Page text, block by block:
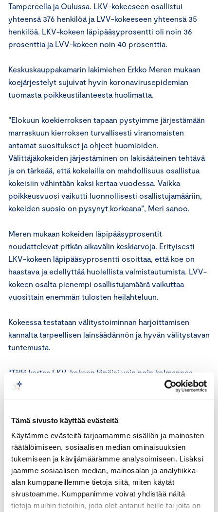
Tämä sivusto käyttää evästeitä
Käytämme evästeitä tarjoamamme sisällön ja mainosten
räätälöimiseen, sosiaalisen median ominaisuuksien
tukemiseen ja kävijämäärämme analysoimiseen. Lisäksi
jaamme sosiaalisen median, mainosalan ja analytiikka-
alan kumppaneillemme tietoja siitä, miten käytät
sivustoamme. Kumppanimme voivat yhdistää näitä
tietoja muihin tietoihin, joita olet antanut heille tai joita on
Tampereella ja Oulussa. LKV-kokeeseen osallistui
yhteensä 376 henkilöä ja LVV-kokeeseen yhteensä 35
henkilöä. LKV-kokeen läpipääsyprosentti oli noin 36
prosenttia ja LVV-kokeen noin 40 prosenttia.
Keskuskauppakamarin lakimiehen Erkko Meren mukaan
koejärjestelyt sujuivat hyvin koronavirusepidemian
tuomasta poikkeustilanteesta huolimatta.
”Elokuun koekierroksen tapaan pystyimme järjestämään
marraskuun kierroksen turvallisesti viranomaisten
antamat suositukset ja ohjeet huomioiden.
Välittäjäkokeiden järjestäminen on lakisääteinen tehtävä
ja on tärkeää, että kokelailla on mahdollisuus osallistua
kokeisiin vähintään kaksi kertaa vuodessa. Vaikka
poikkeusvuosi vaikutti luonnollisesti osallistujamääriin,
kokeiden suosio on pysynyt korkeana”, Meri sanoo.
Meren mukaan kokeiden läpipääsyprosentit
noudattelevat pitkän aikavälin keskiarvoja. Erityisesti
LKV-kokeen läpipääsyprosentti osoittaa, että koe on
haastava ja edellyttää huolellista valmistautumista. LVV-
kokeen osalta pienempi osallistujamäärä vaikuttaa
vuosittain enemmän tulosten heilahteluun.
Kokeessa testataan välitystoiminnan harjoittamisen
kannalta tarpeellisen lainsäädännön ja hyvän välitystavan
tuntemusta.
“Tällä kertaa LKV-kokeen läpäisi vain noin kolmannes
kaikista osallistujista. Se kertoo, että kokeen läpäisy ei
ole itsestäänselvyys, vaan kokelaan on tullut
koetilanteessa. Välitysliikkeen ja sen välittäjien on
tunnettava toimintaympäristönsä ja keskeiset säännöt,
jotta laissa niille asetettu tiedonanto- ja
selonottovelvollisuus voidaan täyttää”, Meri sanoo.
Välittäjäkokeet järjestetään valtakunnallisesti kolmella
koepaikalla: Helsingissä, Tampereella ja Oulussa.